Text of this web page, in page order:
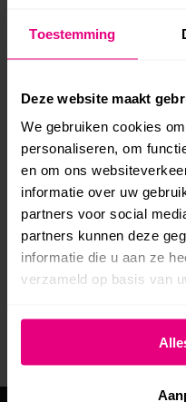
Toestemming
Deze website maakt
We gebruiken cookies
personaliseren, om
en om ons
informatie over uw
partners voor social
partners kunnen deze
informatie die u aan ze
verzameld op basis van
Project
navigation
WYSZ